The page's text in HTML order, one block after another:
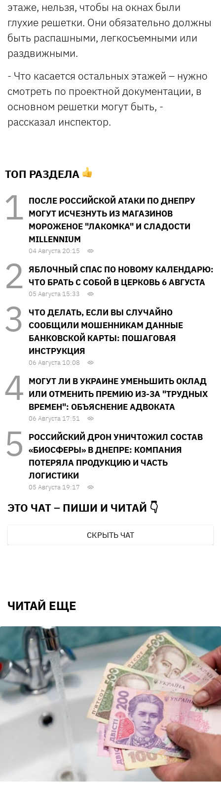
этаже, нельзя, чтобы на окнах были
глухие решетки. Они обязательно должны
быть распашными, легкосъемными или
раздвижными.
- Что касается остальных этажей – нужно
смотреть по проектной документации, в
основном решетки могут быть, -
рассказал инспектор.
ТОП РАЗДЕЛА
ПОСЛЕ РОССИЙСКОЙ АТАКИ ПО ДНЕПРУ
МОГУТ ИСЧЕЗНУТЬ ИЗ МАГАЗИНОВ
МОРОЖЕНОЕ "ЛАКОМКА" И СЛАДОСТИ
MILLENNIUM
04 Августа 20:15
ЯБЛОЧНЫЙ СПАС ПО НОВОМУ КАЛЕНДАРЮ:
ЧТО БРАТЬ С СОБОЙ В ЦЕРКОВЬ 6 АВГУСТА
05 Августа 15:33
ЧТО ДЕЛАТЬ, ЕСЛИ ВЫ СЛУЧАЙНО
СООБЩИЛИ МОШЕННИКАМ ДАННЫЕ
БАНКОВСКОЙ КАРТЫ: ПОШАГОВАЯ
ИНСТРУКЦИЯ
06 Августа 10:08
МОГУТ ЛИ В УКРАИНЕ УМЕНЬШИТЬ ОКЛАД
ИЛИ ОТМЕНИТЬ ПРЕМИЮ ИЗ-ЗА "ТРУДНЫХ
ВРЕМЕН": ОБЪЯСНЕНИЕ АДВОКАТА
06 Августа 17:51
РОССИЙСКИЙ ДРОН УНИЧТОЖИЛ СОСТАВ
«БИОСФЕРЫ» В ДНЕПРЕ: КОМПАНИЯ
ПОТЕРЯЛА ПРОДУКЦИЮ И ЧАСТЬ
ЛОГИСТИКИ
05 Августа 19:17
ЭТО ЧАТ – ПИШИ И ЧИТАЙ 👇
СКРЫТЬ ЧАТ
ЧИТАЙ ЕЩЕ